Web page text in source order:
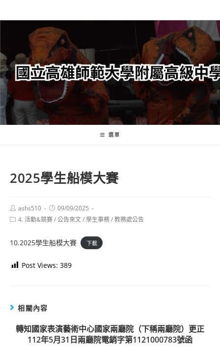
轉
要
內
容
選單
2025學生船模大賽
Post
author:
ashs510
Post
published:
09/09/2025
Post4. 活動&競賽/公告來文/學生事務/教務處公告
10.2025學生船模大賽 下載
Post Views: 389
相關內容
轉知國家表演藝術中心國家兩廳院（下稱兩廳院）更正
112年5月31日兩廳院電銷字第1121000783號函